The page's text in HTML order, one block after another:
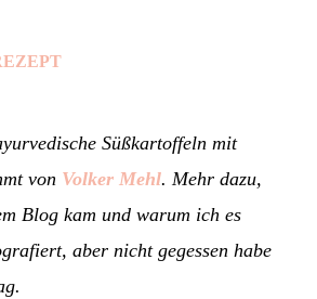
Süßkartoffeln mit
von Volker Mehl. Mehr dazu,
Blog kam und warum ich es
aber nicht gegessen habe